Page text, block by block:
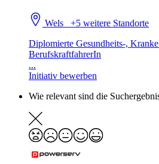
Wels+5 weitere Standorte
Diplomierte Gesundheits-,
BerufskraftfahrerIn
...
Initiativ bewerben
Wie relevant sind die